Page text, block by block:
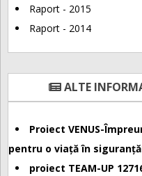
Raport - 2015
Raport - 2014
ALTE
Proiect VENUS-
pentru o viață în
proiect TEAM-UP